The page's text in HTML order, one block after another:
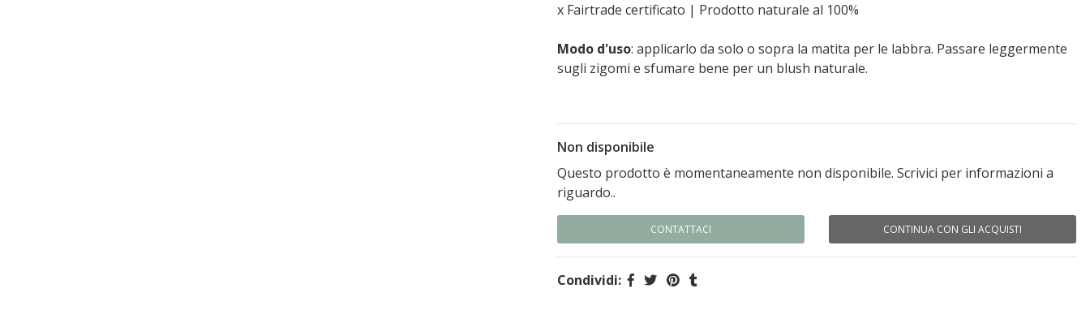
x Fairtrade certificato | Prodotto naturale al 100%
Modo d'uso: applicarlo da solo o sopra la matita per le labbra. Passare leggermente
sugli zigomi e sfumare bene per un blush naturale.
Non disponibile
Questo prodotto è momentaneamente non disponibile. Scrivici per informazioni a
riguardo..
CONTATTACI CONTINUA CON GLI ACQUISTI
Condividi: